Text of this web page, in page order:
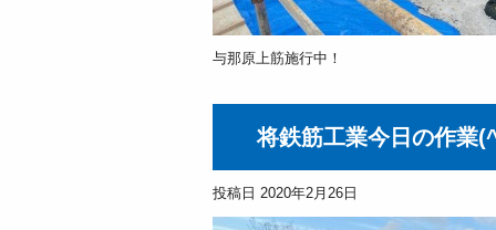
与那原上筋施行中！
将鉄筋工業今日の作業
投稿日 2020年2月26日